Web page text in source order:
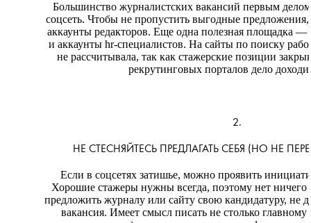
Большинство журналистских вакансий первым
соцсеть. Чтобы не пропустить выгодные
аккаунты редакторов. Еще одна полезная площадка
и аккаунты hr-специалистов. На сайты по поиску
не рассчитывала, так как стажерские позиции
рекрутинговых порталов дело
2.
НЕ СТЕСНЯЙТЕСЬ ПРЕДЛАГАТЬ СЕБЯ (НО НЕ
Если в соцсетях затишье, можно проявить
Хорошие стажеры нужны всегда, поэтому нет ничего
предложить журналу или сайту свою кандидатуру, не
вакансия. Имеет смысл писать не столько